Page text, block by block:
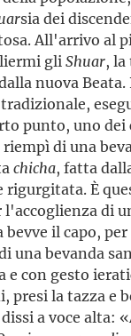
sia dei
All'arrivo al
gli Shuar,
nuova Beata.
punto, uno dei
di una
chicha, fatta
rigurgitata. È
di
bevve il capo,
una bevanda
e con gesto
presi la tazza e
a voce alta: